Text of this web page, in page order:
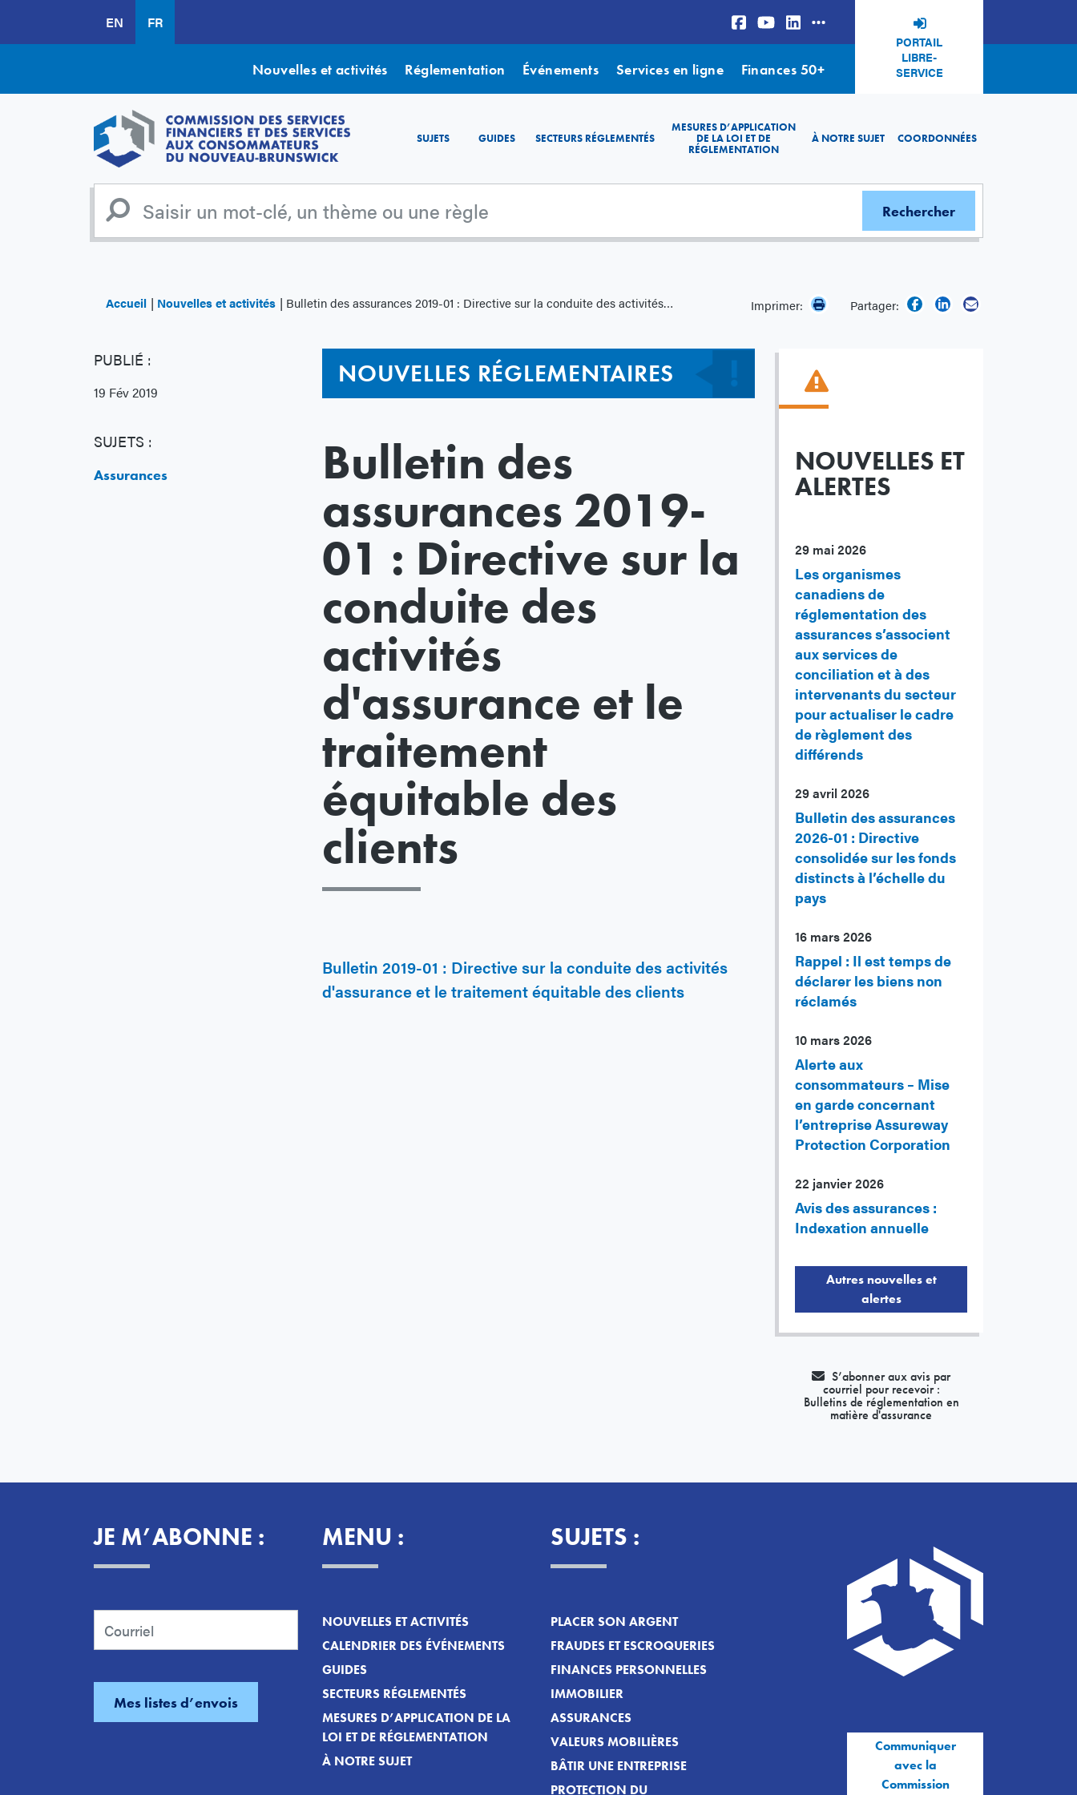
contenu
EN FR
PORTAIL
LIBRE-
SERVICE
Nouvelles et activités Réglementation Événements Services en ligne Finances 50+
SUJETS GUIDES SECTEURS RÉGLEMENTÉS
MESURES D’APPLICATION
DE LA LOI ET DE
RÉGLEMENTATION
À NOTRE SUJET COORDONNÉES
Accueil Nouvelles et activités Bulletin des assurances 2019-01 : Directive sur la conduite des activités d'assurance et le traitement équitable des clients Imprimer: Partager:
PUBLIÉ :
19 Fév 2019
SUJETS :
Assurances
NOUVELLES RÉGLEMENTAIRES
Bulletin des
assurances 2019-
01 : Directive sur la
conduite des
activités
d'assurance et le
traitement
équitable des
clients
Bulletin 2019-01 : Directive sur la conduite des activités
d'assurance et le traitement équitable des clients
NOUVELLES ET
ALERTES
29 mai 2026
Les organismes
canadiens de
réglementation des
assurances s’associent
aux services de
conciliation et à des
intervenants du secteur
pour actualiser le cadre
de règlement des
différends
29 avril 2026
Bulletin des assurances
2026-01 : Directive
consolidée sur les fonds
distincts à l’échelle du
pays
16 mars 2026
Rappel : Il est temps de
déclarer les biens non
réclamés
10 mars 2026
Alerte aux
consommateurs – Mise
en garde concernant
l’entreprise Assureway
Protection Corporation
22 janvier 2026
Avis des assurances :
Indexation annuelle
Autres nouvelles et
alertes
S’abonner aux avis par
courriel pour recevoir :
Bulletins de réglementation en
matière d'assurance
JE M’ABONNE : MENU :
NOUVELLES ET ACTIVITÉS
CALENDRIER DES ÉVÉNEMENTS
GUIDES
SECTEURS RÉGLEMENTÉS
MESURES D’APPLICATION DE LA
LOI ET DE RÉGLEMENTATION
À NOTRE SUJET
SUJETS :
PLACER SON ARGENT
FRAUDES ET ESCROQUERIES
FINANCES PERSONNELLES
IMMOBILIER
ASSURANCES
VALEURS MOBILIÈRES
BÂTIR UNE ENTREPRISE
PROTECTION DU
Communiquer
avec la
Commission